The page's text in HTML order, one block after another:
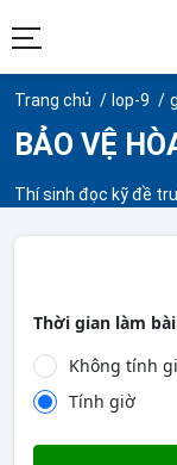
Trang chủ lop-9
BẢO VỆ
Thí sinh đọc kỹ đề
Thời gian làm bài
Không tính
Tính giờ